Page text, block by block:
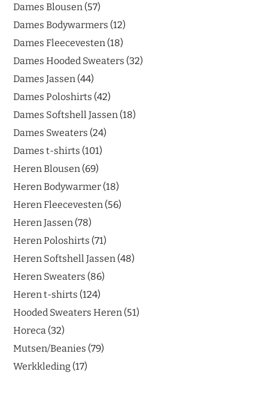
Dames Blousen 57
Dames Bodywarmers 12
Dames Fleecevesten 18
Dames Hooded Sweaters 32
Dames Jassen 44
Dames Poloshirts 42
Dames Softshell Jassen 18
Dames Sweaters 24
Dames t-shirts 101
Heren Blousen 69
Heren Bodywarmer 18
Heren Fleecevesten 56
Heren Jassen 78
Heren Poloshirts 71
Heren Softshell Jassen 48
Heren Sweaters 86
Heren t-shirts 124
Hooded Sweaters Heren 51
Horeca 32
Mutsen/Beanies 79
Werkkleding 17